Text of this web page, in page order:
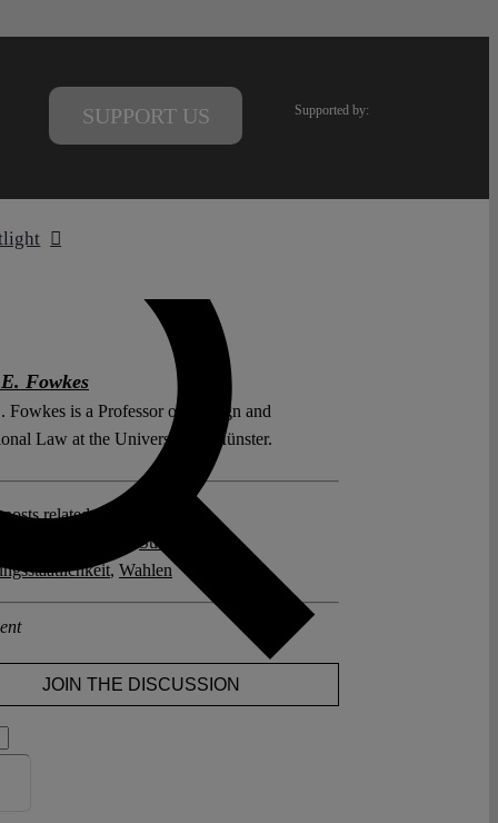
SUPPORT US Supported by:
Fowkes
Fowkes is a Professor of Foreign and
Law at the University of Münster.
posts related to this:
Südafrika
, Wahlen
JOIN THE DISCUSSION